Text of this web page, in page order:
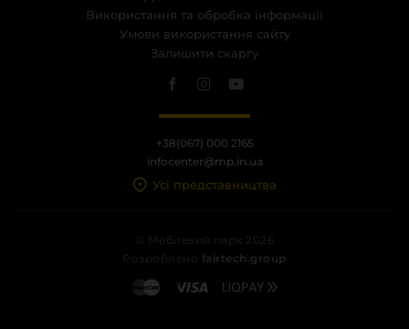
Використання та обробка інформації
Умови використання сайту
Залишити скаргу
+38(067) 000 2165
infocenter@mp.in.ua
Усі представництва
© Меблевий парк 2026
Розроблено fairtech.group